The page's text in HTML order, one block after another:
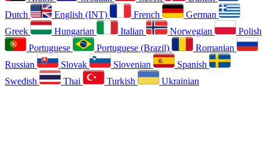
Dutch
English (INT) French
German
Greek
Hungarian Italian Norwegian
Polish
Portuguese
Portuguese (Brazil)
Romanian
Russian
Slovak Slovenian
Spanish
Swedish
Thai Turkish Ukrainian